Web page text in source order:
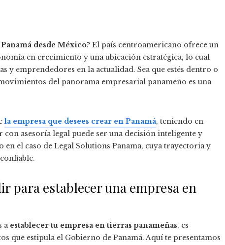
desde México? El país centroamericano ofrece un
en crecimiento y una ubicación estratégica, lo cual
y emprendedores en la actualidad. Sea que estés dentro o
del panorama empresarial panameño es una
la empresa que desees crear en Panamá, teniendo en
con asesoría legal puede ser una decisión inteligente y
el caso de Legal Solutions Panama, cuya trayectoria y
para establecer una empresa en
a establecer tu empresa en tierras panameñas, es
que estipula el Gobierno de Panamá. Aquí te presentamos